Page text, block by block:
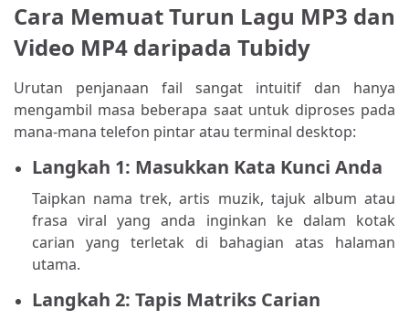
Cara Memuat Turun Lagu MP3 dan
Video MP4 daripada Tubidy
Urutan penjanaan fail sangat intuitif dan hanya
mengambil masa beberapa saat untuk diproses pada
mana-mana telefon pintar atau terminal desktop:
Langkah 1: Masukkan Kata Kunci Anda
Taipkan nama trek, artis muzik, tajuk album atau
frasa viral yang anda inginkan ke dalam kotak
carian yang terletak di bahagian atas halaman
utama.
Langkah 2: Tapis Matriks Carian